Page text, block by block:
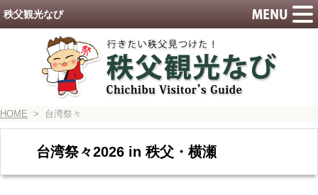
HOME > 台湾祭々
台湾祭々2026 in 秩父・横瀬
秩父観光なび